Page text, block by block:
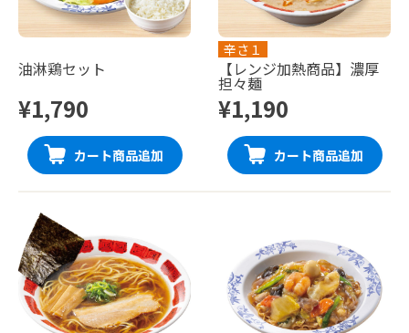
油淋鶏セット
¥1,790
カート商品追加
辛さ１
【レンジ加熱商品】濃厚
担々麺
¥1,190
カート商品追加